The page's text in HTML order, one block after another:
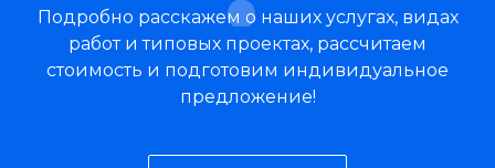
Подробно расскажем о наших услугах, видах
работ и типовых проектах, рассчитаем
стоимость и подготовим индивидуальное
предложение!